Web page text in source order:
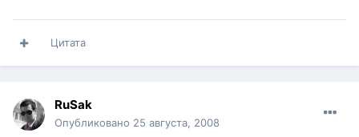
Цитата
RuSak
Опубликовано 25 августа, 2008